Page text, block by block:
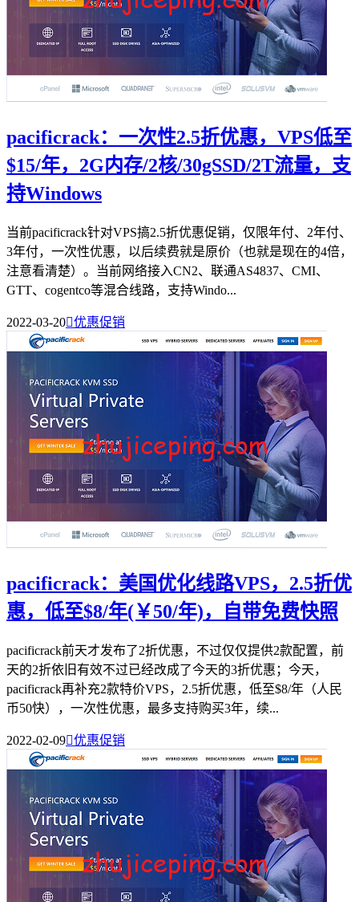
pacificrack：一次性2.5折优惠，VPS低至
$15/年，2G内存/2核/30gSSD/2T流量，支
持Windows
当前pacificrack针对VPS搞2.5折优惠促销，仅限年付、2年付、
3年付，一次性优惠，以后续费就是原价（也就是现在的4倍，
注意看清楚）。当前网络接入CN2、联通AS4837、CMI、
GTT、cogentco等混合线路，支持Windo...
2022-03-20优惠促销
pacificrack：美国优化线路VPS，2.5折优
惠，低至$8/年(￥50/年)，自带免费快照
pacificrack前天才发布了2折优惠，不过仅仅提供2款配置，前
天的2折依旧有效不过已经改成了今天的3折优惠；今天，
pacificrack再补充2款特价VPS，2.5折优惠，低至$8/年（人民
币50快），一次性优惠，最多支持购买3年，续...
2022-02-09优惠促销